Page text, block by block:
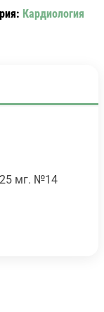
Кардиология
мг. №14